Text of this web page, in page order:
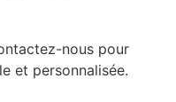
nous pour
et personnalisée.